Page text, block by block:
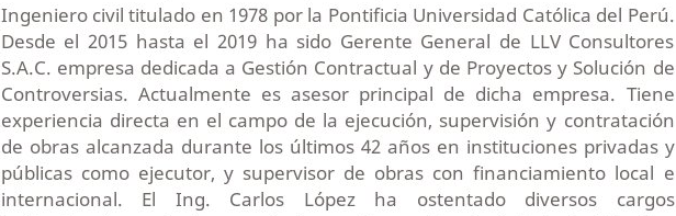
Ingeniero civil titulado en 1978 por la Pontificia Universidad Católica del Perú.
Desde el 2015 hasta el 2019 ha sido Gerente General de LLV Consultores
S.A.C. empresa dedicada a Gestión Contractual y de Proyectos y Solución de
Controversias. Actualmente es asesor principal de dicha empresa. Tiene
experiencia directa en el campo de la ejecución, supervisión y contratación
de obras alcanzada durante los últimos 42 años en instituciones privadas y
públicas como ejecutor, y supervisor de obras con financiamiento local e
internacional. El Ing. Carlos López ha ostentado diversos cargos